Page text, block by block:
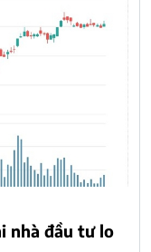
nhà đầu tư lo